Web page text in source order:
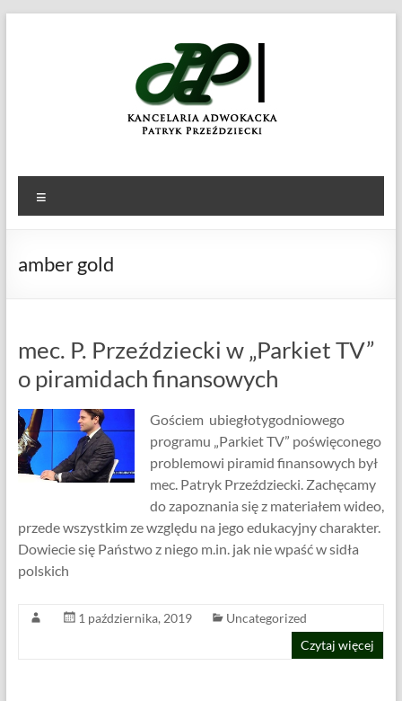
KANCELARIA
ADWOKACKA
amber gold
mec. P. Przeździecki w „Parkiet TV”
o piramidach finansowych
Gościem ubiegłotygodniowego
programu „Parkiet TV” poświęconego
problemowi piramid finansowych był
mec. Patryk Przeździecki. Zachęcamy
do zapoznania się z materiałem wideo,
przede wszystkim ze względu na jego edukacyjny charakter.
Dowiecie się Państwo z niego m.in. jak nie wpaść w sidła
polskich
1 października, 2019
Uncategorized
Czytaj więcej